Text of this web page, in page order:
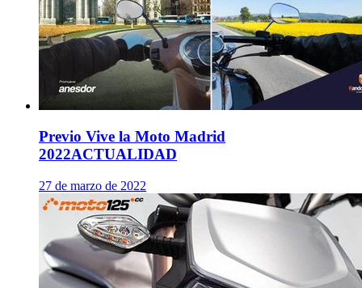
Previo Vive la Moto Madrid
2022ACTUALIDAD
27 de marzo de 2022